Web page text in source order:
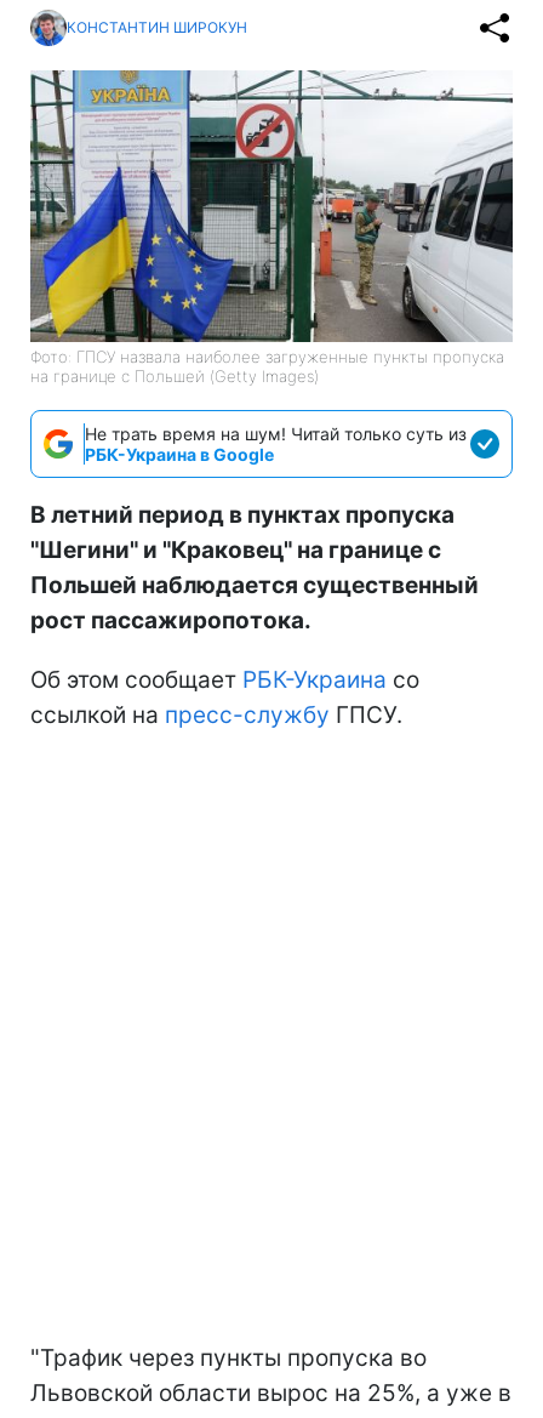
КОНСТАНТИН ШИРОКУН
Фото: ГПСУ назвала наиболее загруженные пункты пропуска
на границе с Польшей (Getty Images)
Не трать время на шум! Читай только суть из
РБК-Украина в Google
В летний период в пунктах пропуска
"Шегини" и "Краковец" на границе с
Польшей наблюдается существенный
рост пассажиропотока.
Об этом сообщает РБК-Украина со
ссылкой на пресс-службу ГПСУ.
"Трафик через пункты пропуска во
Львовской области вырос на 25%, а уже в